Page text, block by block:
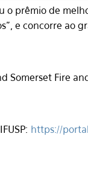
o prêmio de
e concorre ao
https://